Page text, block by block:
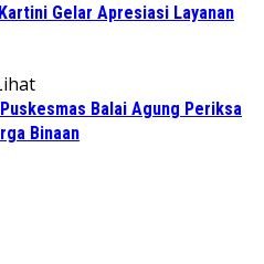
Gelar Apresiasi Layanan
Balai Agung Periksa
Binaan